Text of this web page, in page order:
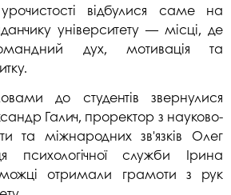
відбулися саме на
університету — місці, де
дух, мотивація та
до студентів звернулися
Галич, проректор з науково-
та міжнародних зв'язків Олег
психологічної служби Ірина
отримали грамоти з рук